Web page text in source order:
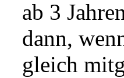
ab 3
dann,
gleich